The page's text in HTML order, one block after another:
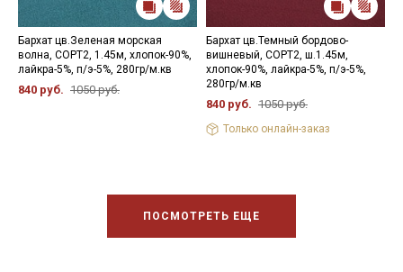
Бархат цв.Зеленая морская
волна, СОРТ2, 1.45м, хлопок-90%,
лайкра-5%, п/э-5%, 280гр/м.кв
840 руб. 1050 руб.
Бархат цв.Темный бордово-
вишневый, СОРТ2, ш.1.45м,
хлопок-90%, лайкра-5%, п/э-5%,
280гр/м.кв
840 руб. 1050 руб.
Только онлайн-заказ
ПОСМОТРЕТЬ ЕЩЕ